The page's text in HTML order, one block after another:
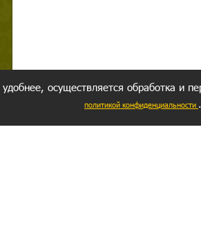
осуществляется обработка и
политикой конфиденциальности